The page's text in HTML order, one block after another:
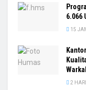
6.066
15
2